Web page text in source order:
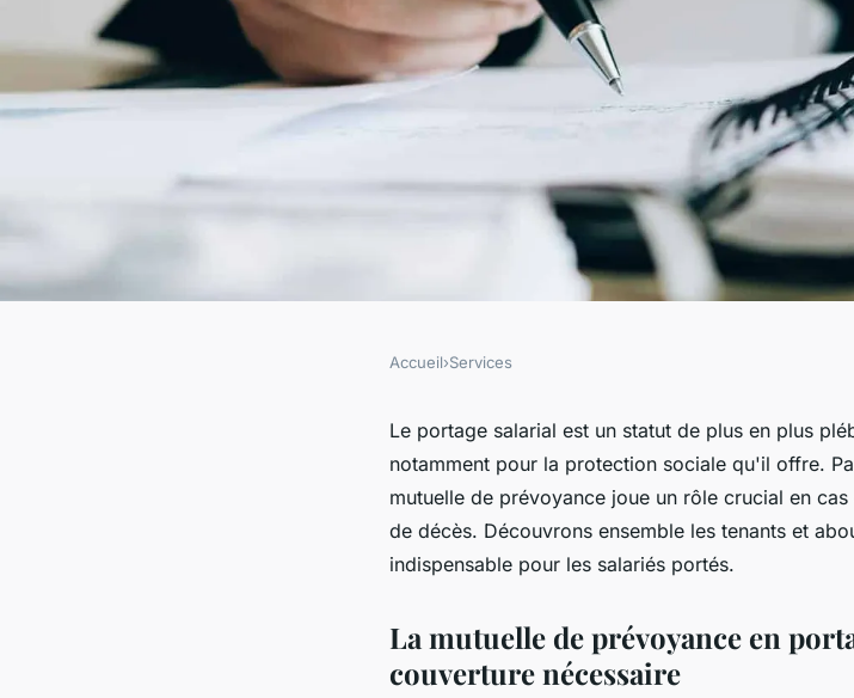
Portage salarial et mutuelle de
prévoyance : se protéger
en tant que salarié porté
Accueil›Services
Le portage salarial est un statut de plus en plus
notamment pour la protection sociale qu'il offre.
mutuelle de prévoyance joue un rôle crucial en
de décès. Découvrons ensemble les tenants et
indispensable pour les salariés portés.
La mutuelle de prévoyance en
couverture nécessaire